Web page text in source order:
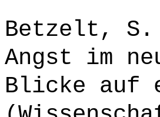
Betzelt, S.
Angst im
Blicke auf